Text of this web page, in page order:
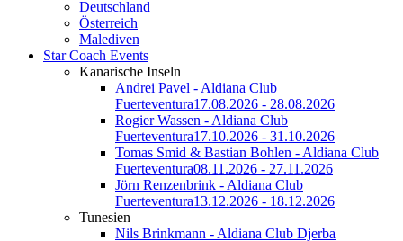
Deutschland
Österreich
Malediven
Star Coach Events
Kanarische Inseln
Andrei Pavel - Aldiana Club
Fuerteventura17.08.2026 - 28.08.2026
Rogier Wassen - Aldiana Club
Fuerteventura17.10.2026 - 31.10.2026
Tomas Smid & Bastian Bohlen - Aldiana Club
Fuerteventura08.11.2026 - 27.11.2026
Jörn Renzenbrink - Aldiana Club
Fuerteventura13.12.2026 - 18.12.2026
Tunesien
Nils Brinkmann - Aldiana Club Djerba